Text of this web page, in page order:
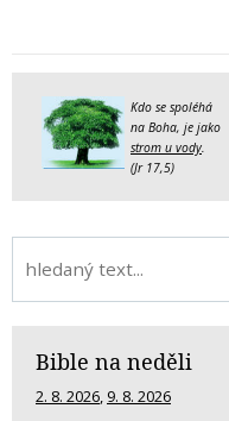
Kdo se spoléhá
na Boha, je jako
strom u vody
(Jr 17,5)
Bible na neděli
2. 8. 2026, 9. 8. 2026